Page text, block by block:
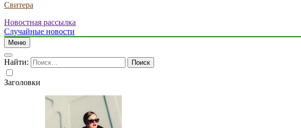
Свитера
Новостная рассылка
Случайные новости
Меню
Найти:
Заголовки